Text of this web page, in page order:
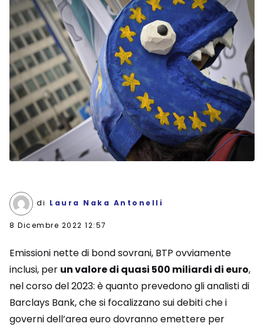
di Laura Naka Antonelli
8 Dicembre 2022 12:57
Emissioni nette di bond sovrani, BTP ovviamente
inclusi, per un valore di quasi 500 miliardi di euro,
nel corso del 2023: è quanto prevedono gli analisti di
Barclays Bank, che si focalizzano sui debiti che i
governi dell’area euro dovranno emettere per